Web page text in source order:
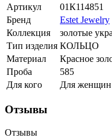
Артикул
01К114851
Бренд
Estet Jewelry
Коллекция
золотые
Тип изделия КОЛЬЦО
Материал
Красное
Проба
585
Для кого
Для женщин
Отзывы
Отзывы